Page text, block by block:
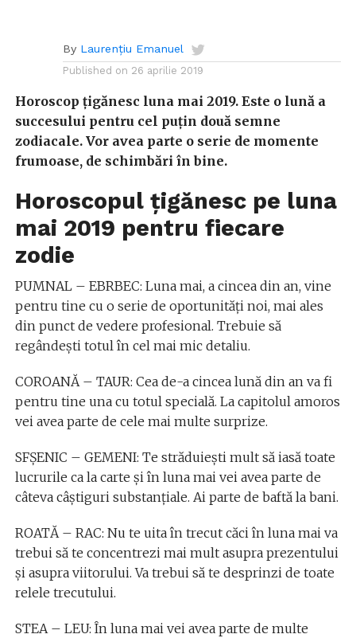
By Laurențiu Emanuel
Published on 26 aprilie 2019
Horoscop țigănesc luna mai 2019. Este o lună a
succesului pentru cel puțin două semne
zodiacale. Vor avea parte o serie de momente
frumoase, de schimbări în bine.
Horoscopul țigănesc pe luna
mai 2019 pentru fiecare
zodie
PUMNAL – EBRBEC: Luna mai, a cincea din an, vine
pentru tine cu o serie de oportunități noi, mai ales
din punct de vedere profesional. Trebuie să
regândești totul în cel mai mic detaliu.
COROANĂ – TAUR: Cea de-a cincea lună din an va fi
pentru tine una cu totul specială. La capitolul amoros
vei avea parte de cele mai multe surprize.
SFȘENIC – GEMENI: Te străduiești mult să iasă toate
lucrurile ca la carte și în luna mai vei avea parte de
câteva câștiguri substanțiale. Ai parte de baftă la bani.
ROATĂ – RAC: Nu te uita în trecut căci în luna mai va
trebui să te concentrezi mai mult asupra prezentului
și asupra viitorului. Va trebui să te desprinzi de toate
relele trecutului.
STEA – LEU: În luna mai vei avea parte de multe